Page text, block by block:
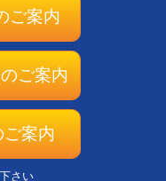
ご案内
ご案内
ご案内
さい